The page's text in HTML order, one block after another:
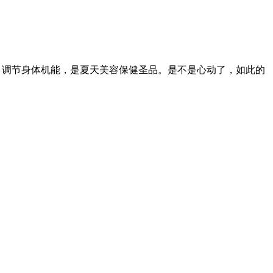
节身体机能，是夏天美容保健圣品。是不是心动了，如此的